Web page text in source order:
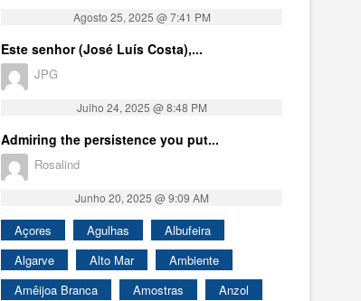
Agosto 25, 2025 @ 7:41 PM
Este senhor (José Luís Costa),...
JPG
Julho 24, 2025 @ 8:48 PM
Admiring the persistence you put...
Rosalind
Junho 20, 2025 @ 9:09 AM
Açores Agulhas
Albufeira
Algarve
Alto Mar
Ambiente
Amêijoa Branca
Amostras
Anzol